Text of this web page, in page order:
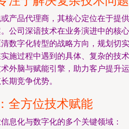
产品代理商，其核心定位在于提供
公司深谙技术在业务演进中的核心
数字化转型的战略方向，规划切实
施过程中遇到的具体、复杂的技术
外脑与赋能引擎，助力客户提升运
期竞争优势。
全方位技术赋能
息化与数字化的多个关键领域：